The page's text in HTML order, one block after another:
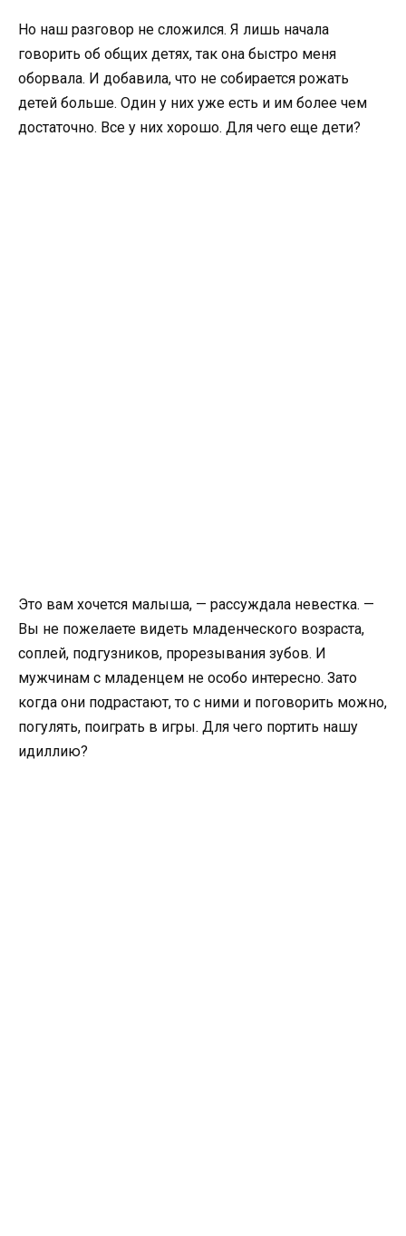
Но наш разговор не сложился. Я лишь начала
говорить об общих детях, так она быстро меня
оборвала. И добавила, что не собирается рожать
детей больше. Один у них уже есть и им более чем
достаточно. Все у них хорошо. Для чего еще дети?
Это вам хочется малыша, — рассуждала невестка. —
Вы не пожелаете видеть младенческого возраста,
соплей, подгузников, прорезывания зубов. И
мужчинам с младенцем не особо интересно. Зато
когда они подрастают, то с ними и поговорить можно,
погулять, поиграть в игры. Для чего портить нашу
идиллию?